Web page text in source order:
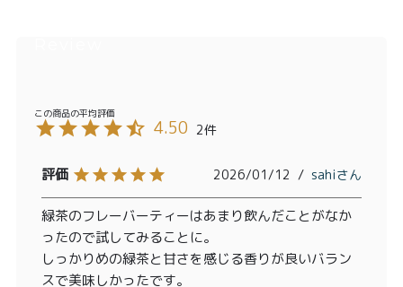
4.50 2
sahi
2026/01/12
緑茶のフレーバーティーはあまり飲んだことがなか
ったので試してみることに。
しっかりめの緑茶と甘さを感じる香りが良いバラン
スで美味しかったです。